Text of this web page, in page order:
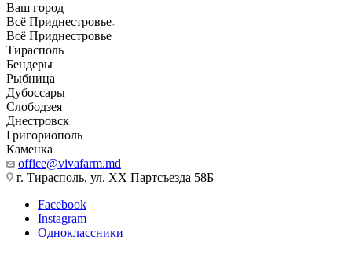
Ваш город
Всё Приднестровье
Всё Приднестровье
Тирасполь
Бендеры
Рыбница
Дубоссары
Слободзея
Днестровск
Григориополь
Каменка
office@vivafarm.md
г. Тирасполь, ул. ХХ Партсъезда 58Б
Facebook
Instagram
Одноклассники